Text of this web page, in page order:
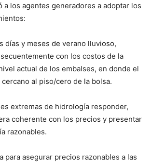
a los agentes generadores a adoptar los
días y meses de verano lluvioso,
con los costos de la
actual de los embalses, en donde el
al piso/cero de la bolsa.
extremas de hidrología responder,
coherente con los precios y presentar
razonables.
para asegurar precios razonables a las